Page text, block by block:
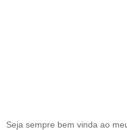
Seja sempre bem vinda ao